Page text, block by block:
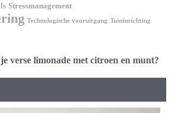
Stressmanagement
Technologische vooruitgang Tuininrichting
verse limonade met citroen en munt?